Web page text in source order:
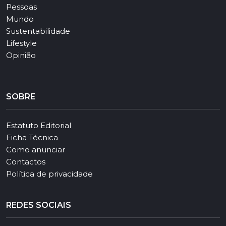
Pessoas
Mundo
Sustentabilidade
Lifestyle
Opinião
SOBRE
Estatuto Editorial
Ficha Técnica
Como anunciar
Contactos
Política de privacidade
REDES SOCIAIS